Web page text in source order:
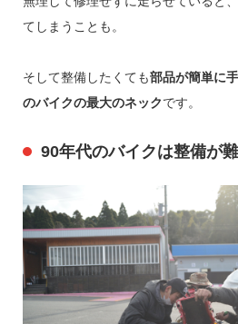
てしまうことも。
そして整備したくても部品が簡単に
のバイクの最大のネックです。
90年代のバイクは整備が